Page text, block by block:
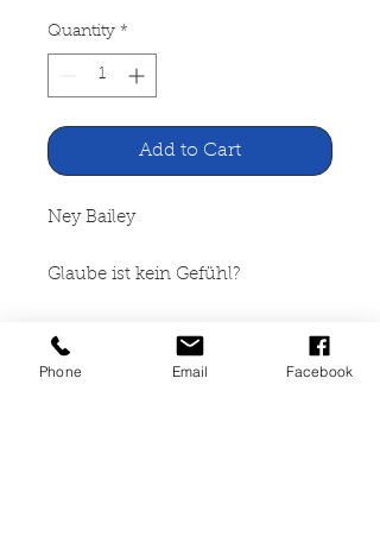
Quantity *
Add to Cart
Ney Bailey
Glaube ist kein Gefühl?
TELOS Sondertaschenbuch
Phone Email Facebook